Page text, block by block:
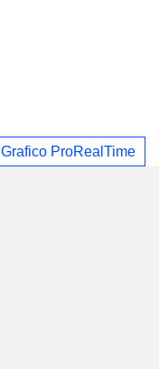
Grafico ProRealTime